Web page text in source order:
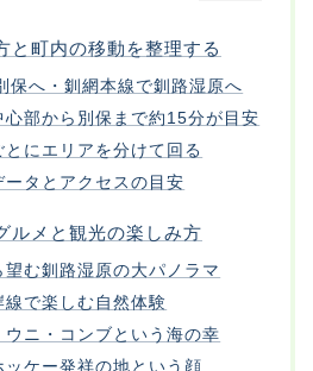
と町内の移動を整理する
保へ・釧網本線で釧路湿原へ
心部から別保まで約15分が目安
にエリアを分けて回る
ータとアクセスの目安
ルメと観光の楽しみ方
む釧路湿原の大パノラマ
線で楽しむ自然体験
ウニ・コンブという海の幸
ッケー発祥の地という顔